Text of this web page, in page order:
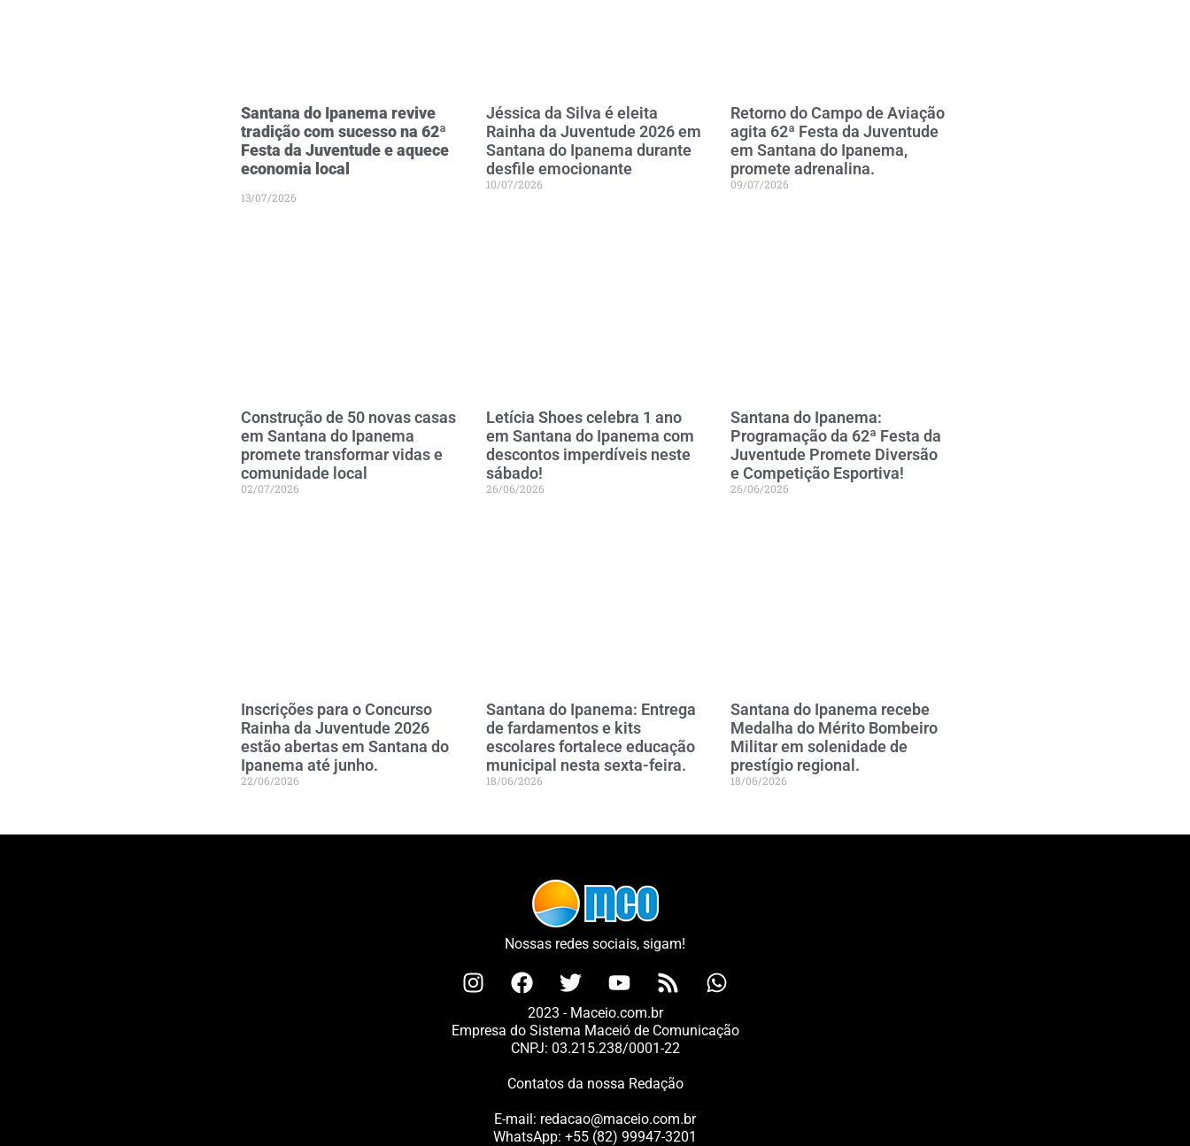
Santana do Ipanema revive
tradição com sucesso na 62ª
Festa da Juventude e aquece
economia local
13/07/2026
Jéssica da Silva é eleita
Rainha da Juventude 2026 em
Santana do Ipanema durante
desfile emocionante
10/07/2026
Retorno do Campo de Aviação
agita 62ª Festa da Juventude
em Santana do Ipanema,
promete adrenalina.
09/07/2026
Construção de 50 novas casas
em Santana do Ipanema
promete transformar vidas e
comunidade local
02/07/2026
Letícia Shoes celebra 1 ano
em Santana do Ipanema com
descontos imperdíveis neste
sábado!
26/06/2026
Santana do Ipanema:
Programação da 62ª Festa da
Juventude Promete Diversão
e Competição Esportiva!
26/06/2026
Inscrições para o Concurso
Rainha da Juventude 2026
estão abertas em Santana do
Ipanema até junho.
22/06/2026
Santana do Ipanema: Entrega
de fardamentos e kits
escolares fortalece educação
municipal nesta sexta-feira.
18/06/2026
Santana do Ipanema recebe
Medalha do Mérito Bombeiro
Militar em solenidade de
prestígio regional.
18/06/2026
Nossas redes sociais, sigam!
2023 - Maceio.com.br
Empresa do Sistema Maceió de Comunicação
CNPJ: 03.215.238/0001-22
Contatos da nossa Redação
E-mail: redacao@maceio.com.br
WhatsApp: +55 (82) 99947-3201